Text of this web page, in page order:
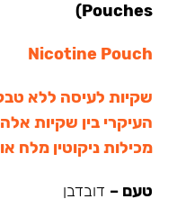
Pouches)
Nicotine Pouch
שקיות לעיסה ללא
העיקרי בין שקיות
מכילות ניקוטין מלח
טעם – דובדבן